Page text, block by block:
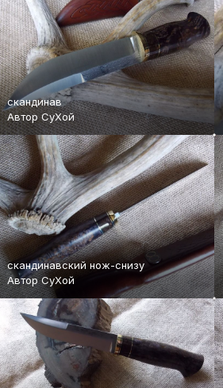
скандинав
АвторСуХой
скандинавский нож-снизу
АвторСуХой